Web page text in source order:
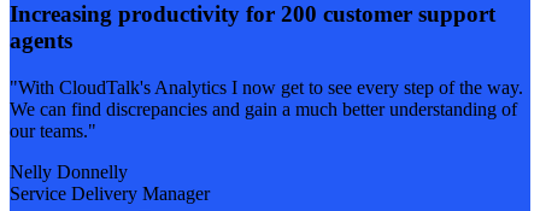
Increasing productivity for 200 customer support
agents
"With CloudTalk's Analytics I now get to see every step of the way.
We can find discrepancies and gain a much better understanding of
our teams."
Nelly Donnelly
Service Delivery Manager